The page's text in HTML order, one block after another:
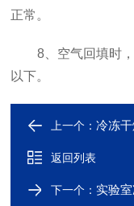
正常。
8、空气回填时，
以下。
上一个：冷冻
返回列表
下一个：实验室